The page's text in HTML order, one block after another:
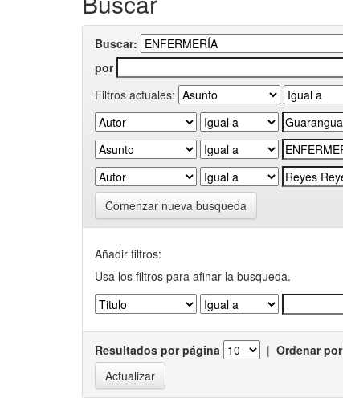
Buscar:
por
Filtros actuales:
Comenzar nueva busqueda
Añadir filtros:
Usa los filtros para afinar la busqueda.
Resultados por página | Ordenar por